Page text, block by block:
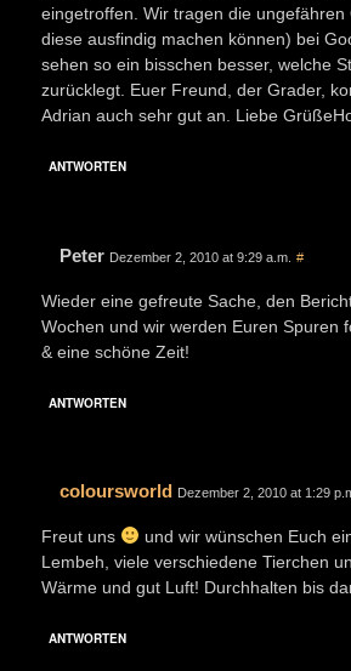
eingetroffen. Wir tragen die ungefähren
diese ausfindig machen können) bei
sehen so ein bisschen besser, welche
zurücklegt. Euer Freund, der Grader,
Adrian auch sehr gut an. Liebe
ANTWORTEN
Peter Dezember 2, 2010 at 9:29 a.m. #
Wieder eine gefreute Sache, den
Wochen und wir werden Euren Spuren
& eine schöne Zeit!
ANTWORTEN
coloursworld Dezember 2, 2010 at 1:29
Freut uns
und wir wünschen Euch
Lembeh, viele verschiedene Tierchen
Wärme und gut Luft! Durchhalten bis
ANTWORTEN